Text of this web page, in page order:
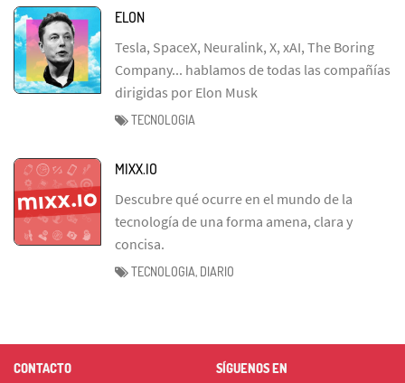
ELON
Tesla, SpaceX, Neuralink, X, xAI, The Boring
Company... hablamos de todas las compañías
dirigidas por Elon Musk
TECNOLOGIA
MIXX.IO
Descubre qué ocurre en el mundo de la
tecnología de una forma amena, clara y
concisa.
TECNOLOGIA, DIARIO
CONTACTO SÍGUENOS EN